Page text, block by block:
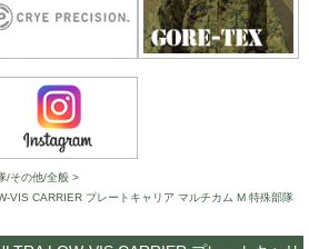
/その他/全般 >
VIS CARRIER プレートキャリア マルチカム M 特殊部隊